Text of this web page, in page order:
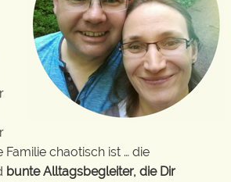
chaotisch ist … die
bunte Alltagsbegleiter, die Dir